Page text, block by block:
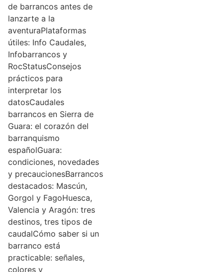
de barrancos antes de
lanzarte a la
aventuraPlataformas
útiles: Info Caudales,
Infobarrancos y
RocStatusConsejos
prácticos para
interpretar los
datosCaudales
barrancos en Sierra de
Guara: el corazón del
barranquismo
españolGuara:
condiciones, novedades
y precaucionesBarrancos
destacados: Mascún,
Gorgol y FagoHuesca,
Valencia y Aragón: tres
destinos, tres tipos de
caudalCómo saber si un
barranco está
practicable: señales,
colores y